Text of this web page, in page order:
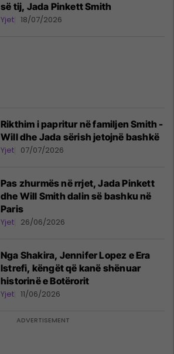
së tij, Jada Pinkett Smith
Yjet 18/07/2026
Rikthim i papritur në familjen Smith -
Will dhe Jada sërish jetojnë bashkë
Yjet 07/07/2026
Pas zhurmës në rrjet, Jada Pinkett
dhe Will Smith dalin së bashku në
Paris
Yjet 26/06/2026
Nga Shakira, Jennifer Lopez e Era
Istrefi, këngët që kanë shënuar
historinë e Botërorit
Yjet 11/06/2026